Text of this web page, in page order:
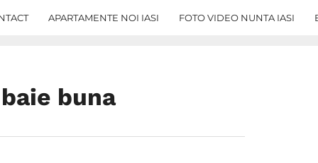
APARTAMENTE NOI IASI FOTO VIDEO NUNTA IASI
buna